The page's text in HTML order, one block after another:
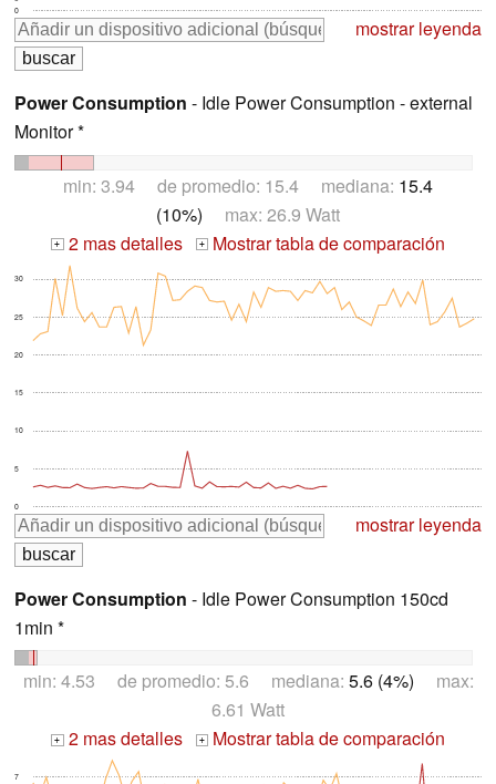
0
mostrar leyenda
Power Consumption - Idle Power Consumption - external
Monitor *
min: 3.94 de promedio: 15.4 mediana: 15.4
(10%) max: 26.9 Watt
+ 2 mas detalles + Mostrar tabla de comparación
0
5
10
15
20
25
30
mostrar leyenda
Power Consumption - Idle Power Consumption 150cd
1min *
min: 4.53 de promedio: 5.6 mediana: 5.6 (4%) max:
6.61 Watt
+ 2 mas detalles + Mostrar tabla de comparación
7